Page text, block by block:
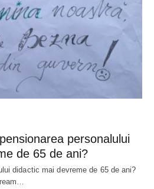
personalului
de 65 de ani?
didactic mai devreme de 65 de ani?